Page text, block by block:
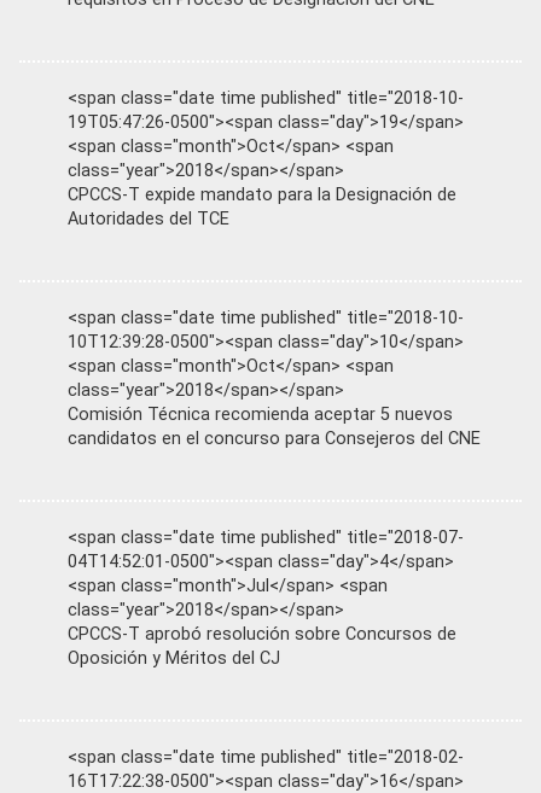
<span class="date time published" title="2018-10-
19T05:47:26-0500"><span class="day">19</span>
<span class="month">Oct</span> <span
class="year">2018</span></span>
CPCCS-T expide mandato para la Designación de
Autoridades del TCE
<span class="date time published" title="2018-10-
10T12:39:28-0500"><span class="day">10</span>
<span class="month">Oct</span> <span
class="year">2018</span></span>
Comisión Técnica recomienda aceptar 5 nuevos
candidatos en el concurso para Consejeros del CNE
<span class="date time published" title="2018-07-
04T14:52:01-0500"><span class="day">4</span>
<span class="month">Jul</span> <span
class="year">2018</span></span>
CPCCS-T aprobó resolución sobre Concursos de
Oposición y Méritos del CJ
<span class="date time published" title="2018-02-
16T17:22:38-0500"><span class="day">16</span>